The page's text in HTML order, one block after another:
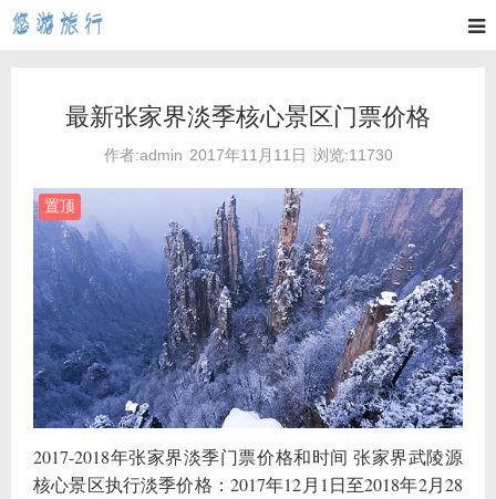
最新张家界淡季核心景区门票价格
作者:admin 2017年11月11日 浏览:11730
置顶
2017-2018年张家界淡季门票价格和时间 张家界武陵源
核心景区执行淡季价格：2017年12月1日至2018年2月28